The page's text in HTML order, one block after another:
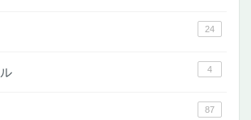
24
4
87